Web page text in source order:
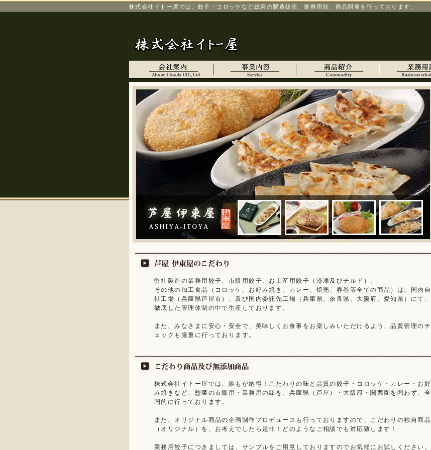
株式会社イトー屋では、餃子・コロッケなど総菜の製造販売、業務用卸、商品開発を行っております。
弊社製造の業務用餃子、市販用餃子、お土産用餃子（冷凍及びチルド）、
その他の加工食品（コロッケ、お好み焼き、カレー、焼売、春巻等全ての商品）は、国内自
社工場（兵庫県芦屋市）、及び国内委託先工場（兵庫県、奈良県、大阪府、愛知県）にて、
徹底した管理体制の中で生産しております。
また、みなさまに安心・安全で、美味しくお食事をお楽しみいただけるよう、品質管理のチ
ェックも厳重に行っております。
株式会社イトー屋では、誰もが納得！こだわりの味と品質の餃子・コロッケ・カレー・お好
み焼きなど、惣菜の市販用・業務用の卸を、兵庫県（芦屋）・大阪府・関西圏を問わず、全
国的に行っております。
また、オリジナル商品の企画制作プロデュースも行っておりますので、こだわりの独自商品
（オリジナル）を、お考えでしたら是非！どのようなご相談でも対応致します！
業務用餃子につきましては、サンプルをご用意しておりますのでお気軽にお試しください。